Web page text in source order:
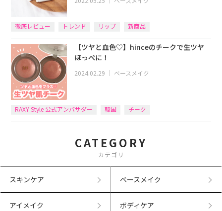
徹底レビュー トレンド リップ 新商品
【ツヤと血色♡】hinceのチークで生ツヤ
ほっぺに！
2024.02.29 ｜ ベースメイク
RAXY Style 公式アンバサダー 韓国 チーク
CATEGORY
カテゴリ
スキンケア ベースメイク
アイメイク ボディケア